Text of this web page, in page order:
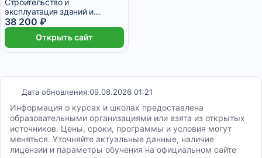
Строительство и
эксплуатация зданий и
сооружений + Ландшафтный
дизайн городских
пространств
38 200 ₽
Открыть сайт
Дата обновления:09.08.2026 01:21
Информация о курсах и школах предоставлена
образовательными организациями или взята из открытых
источников. Цены, сроки, программы и условия могут
меняться. Уточняйте актуальные данные, наличие
лицензии и параметры обучения на официальном сайте